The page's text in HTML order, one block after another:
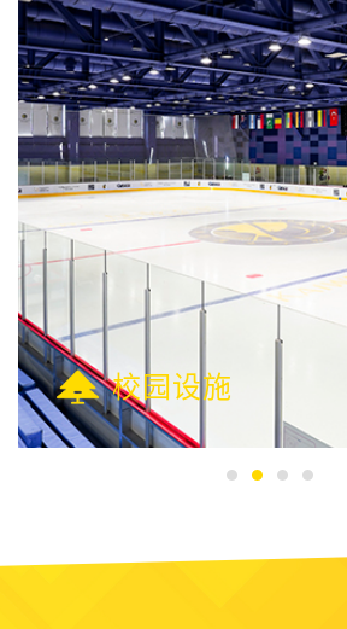
校园设施